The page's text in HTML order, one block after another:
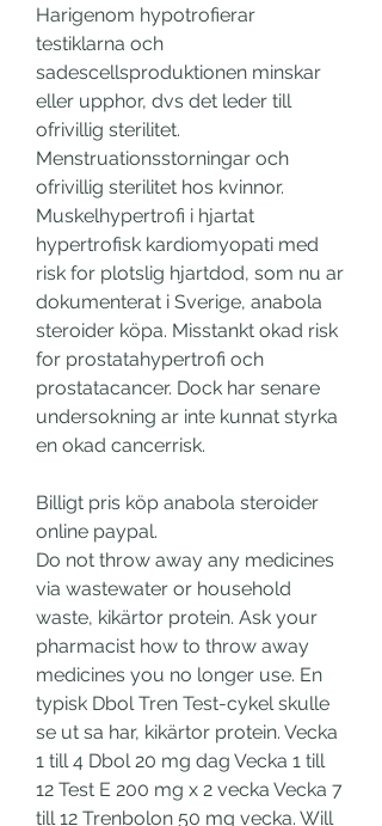
Harigenom hypotrofierar
testiklarna och
sadescellsproduktionen minskar
eller upphor, dvs det leder till
ofrivillig sterilitet.
Menstruationsstorningar och
ofrivillig sterilitet hos kvinnor.
Muskelhypertrofi i hjartat
hypertrofisk kardiomyopati med
risk for plotslig hjartdod, som nu ar
dokumenterat i Sverige, anabola
steroider köpa. Misstankt okad risk
for prostatahypertrofi och
prostatacancer. Dock har senare
undersokning ar inte kunnat styrka
en okad cancerrisk.
Billigt pris köp anabola steroider
online paypal.
Do not throw away any medicines
via wastewater or household
waste, kikärtor protein. Ask your
pharmacist how to throw away
medicines you no longer use. En
typisk Dbol Tren Test-cykel skulle
se ut sa har, kikärtor protein. Vecka
1 till 4 Dbol 20 mg dag Vecka 1 till
12 Test E 200 mg x 2 vecka Vecka 7
till 12 Trenbolon 50 mg vecka. Will